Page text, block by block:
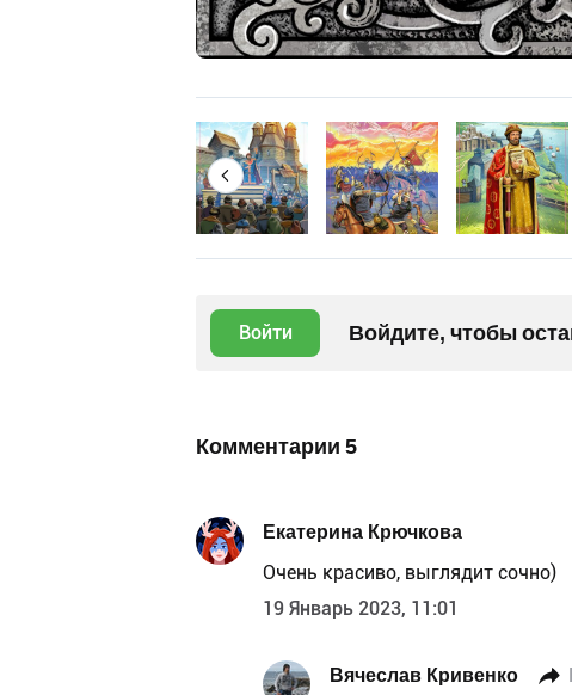
Войти Войдите, чтобы
Комментарии 5
Екатерина Крючкова
Очень красиво, выглядит сочно)
19 Январь 2023, 11:01
Вячеслав Кривенко